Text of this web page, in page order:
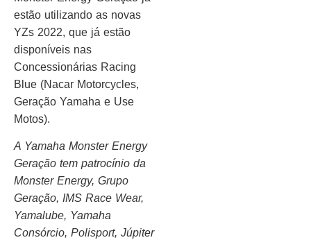
estão utilizando as novas
YZs 2022, que já estão
disponíveis nas
Concessionárias Racing
Blue (Nacar Motorcycles,
Geração Yamaha e Use
Motos).
A Yamaha Monster Energy
Geração tem patrocínio da
Monster Energy, Grupo
Geração, IMS Race Wear,
Yamalube, Yamaha
Consórcio, Polisport, Júpiter